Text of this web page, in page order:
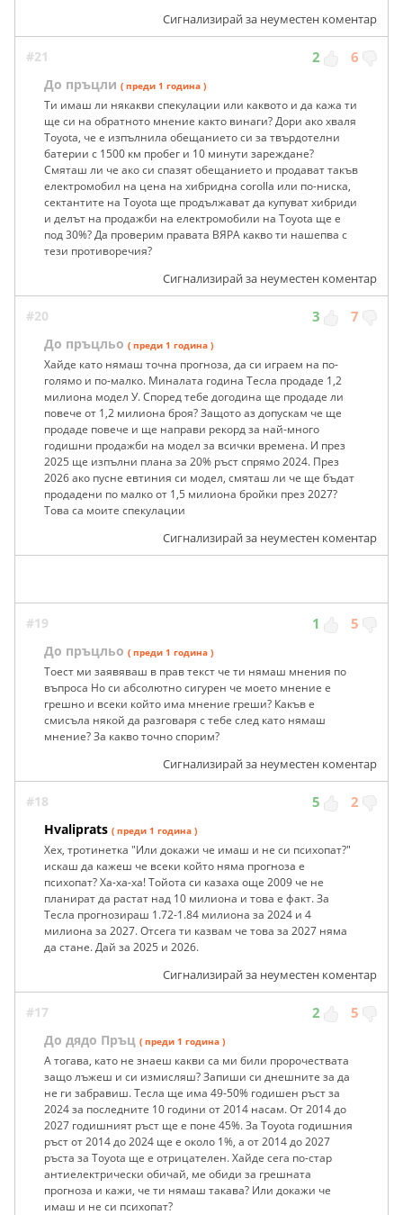
Сигнализирай за неуместен коментар
#21 2 6
До пръцли ( преди 1 година )
Ти имаш ли някакви спекулации или каквото и да кажа ти
ще си на обратното мнение както винаги? Дори ако хваля
Toyota, че е изпълнила обещанието си за твърдотелни
батерии с 1500 км пробег и 10 минути зареждане?
Смяташ ли че ако си спазят обещанието и продават такъв
електромобил на цена на хибридна corolla или по-ниска,
сектантите на Toyota ще продължават да купуват хибриди
и делът на продажби на електромобили на Toyota ще е
под 30%? Да проверим правата ВЯРА какво ти нашепва с
тези противоречия?
Сигнализирай за неуместен коментар
#20 3 7
До пръцльо ( преди 1 година )
Хайде като нямаш точна прогноза, да си играем на по-
голямо и по-малко. Миналата година Тесла продаде 1,2
милиона модел У. Според тебе догодина ще продаде ли
повече от 1,2 милиона броя? Защото аз допускам че ще
продаде повече и ще направи рекорд за най-много
годишни продажби на модел за всички времена. И през
2025 ще изпълни плана за 20% ръст спрямо 2024. През
2026 ако пусне евтиния си модел, смяташ ли че ще бъдат
продадени по малко от 1,5 милиона бройки през 2027?
Това са моите спекулации
Сигнализирай за неуместен коментар
#19 1 5
До пръцльо ( преди 1 година )
Тоест ми заявяваш в прав текст че ти нямаш мнения по
въпроса Но си абсолютно сигурен че моето мнение е
грешно и всеки който има мнение греши? Какъв е
смисъла някой да разговаря с тебе след като нямаш
мнение? За какво точно спорим?
Сигнализирай за неуместен коментар
#18 5 2
Hvaliprats ( преди 1 година )
Хех, тротинетка "Или докажи че имаш и не си психопат?"
искаш да кажеш че всеки който няма прогноза е
психопат? Ха-ха-ха! Тойота си казаха още 2009 че не
планират да растат над 10 милиона и това е факт. За
Тесла прогнозираш 1.72-1.84 милиона за 2024 и 4
милиона за 2027. Отсега ти казвам че това за 2027 няма
да стане. Дай за 2025 и 2026.
Сигнализирай за неуместен коментар
#17 2 5
До дядо Пръц ( преди 1 година )
А тогава, като не знаеш какви са ми били пророчествата
защо лъжеш и си измисляш? Запиши си днешните за да
не ги забравиш. Тесла ще има 49-50% годишен ръст за
2024 за последните 10 години от 2014 насам. От 2014 до
2027 годишният ръст ще е поне 45%. За Toyota годишния
ръст от 2014 до 2024 ще е около 1%, а от 2014 до 2027
ръста за Toyota ще е отрицателен. Хайде сега по-стар
антиелектрически обичай, ме обиди за грешната
прогноза и кажи, че ти нямаш такава? Или докажи че
имаш и не си психопат?